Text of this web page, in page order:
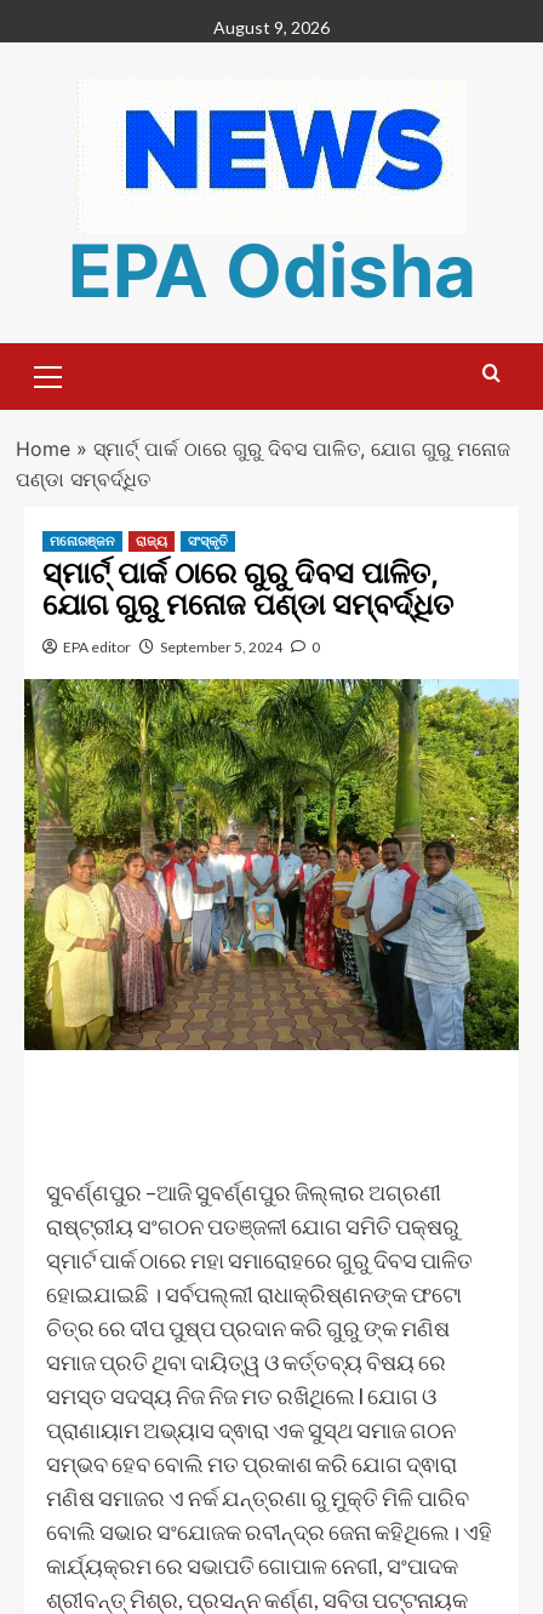
to
August 9, 2026
EPA Odisha
Menu
Home» ସ୍ମାର୍ଟ୍ ପାର୍କ ଠାରେ ଗୁରୁ ଦିବସ ପାଳିତ, ଯୋଗ ଗୁରୁ ମନୋଜ
ପଣ୍ଡା ସମ୍ବର୍ଦ୍ଧିତ
ମନୋରଞ୍ଜନ ରାଜ୍ୟ ସଂସ୍କୃତି
ସ୍ମାର୍ଟ୍ ପାର୍କ ଠାରେ ଗୁରୁ ଦିବସ ପାଳିତ,
ଯୋଗ ଗୁରୁ ମନୋଜ ପଣ୍ଡା ସମ୍ବର୍ଦ୍ଧିତ
EPA editor September 5, 2024 0
ସୁବର୍ଣ୍ଣପୁର –ଆଜି ସୁବର୍ଣ୍ଣପୁର ଜିଲ୍ଲାର ଅଗ୍ରଣୀ
ରାଷ୍ଟ୍ରୀୟ ସଂଗଠନ ପତଞ୍ଜଳୀ ଯୋଗ ସମିତି ପକ୍ଷରୁ
ସ୍ମାର୍ଟ ପାର୍କ ଠାରେ ମହା ସମାରୋହରେ ଗୁରୁ ଦିବସ ପାଳିତ
ହୋଇଯାଇଛି । ସର୍ବପଲ୍ଲୀ ରାଧାକ୍ରିଷ୍ଣନଙ୍କ ଫଟୋ
ଚିତ୍ର ରେ ଦୀପ ପୁଷ୍ପ ପ୍ରଦାନ କରି ଗୁରୁ ଙ୍କ ମଣିଷ
ସମାଜ ପ୍ରତି ଥିବା ଦାୟିତ୍ୱ ଓ କର୍ତ୍ତବ୍ୟ ବିଷୟ ରେ
ସମସ୍ତ ସଦସ୍ୟ ନିଜ ନିଜ ମତ ରଖିଥିଲେ l ଯୋଗ ଓ
ପ୍ରାଣାୟାମ ଅଭ୍ୟାସ ଦ୍ଵାରା ଏକ ସୁସ୍ଥ ସମାଜ ଗଠନ
ସମ୍ଭବ ହେବ ବୋଲି ମତ ପ୍ରକାଶ କରି ଯୋଗ ଦ୍ଵାରା
ମଣିଷ ସମାଜର ଏ ନର୍କ ଯନ୍ତ୍ରଣା ରୁ ମୁକ୍ତି ମିଳି ପାରିବ
ବୋଲି ସଭାର ସଂଯୋଜକ ରବୀନ୍ଦ୍ର ଜେନା କହିଥିଲେ। ଏହି
କାର୍ଯ୍ୟକ୍ରମ ରେ ସଭାପତି ଗୋପାଳ ନେଗୀ, ସଂପାଦକ
ଶ୍ରୀବନ୍ତ୍ ମିଶ୍ର, ପ୍ରସନ୍ନ କର୍ଣ୍ଣ, ସବିତା ପଟ୍ଟନାୟକ